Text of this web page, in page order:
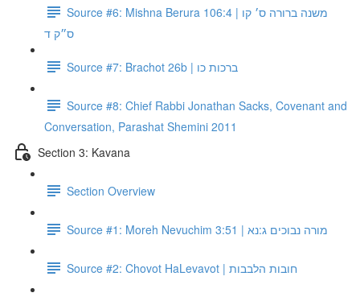
Source #6: Mishna Berura 106:4 | משנה ברורה ס׳ קו
ס״ק ד
Source #7: Brachot 26b | ברכות כו
Source #8: Chief Rabbi Jonathan Sacks, Covenant and
Conversation, Parashat Shemini 2011
Section 3: Kavana
Section Overview
Source #1: Moreh Nevuchim 3:51 | מורה נבוכים ג:נא
Source #2: Chovot HaLevavot | חובות הלבבות